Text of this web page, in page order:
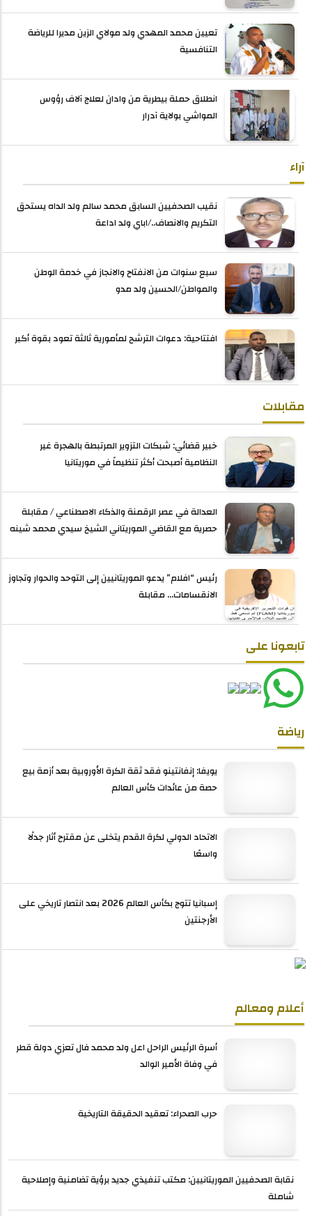
تعيين محمد المهدي ولد مولاي الزين مديرا للرياضة
التنافسية
انطلاق حملة بيطرية من وادان لعلاج آلاف رؤوس
المواشي بولاية آدرار
آراء
نقيب الصحفيين السابق محمد سالم ولد الداه يستحق
التكريم والانصاف../اباي ولد اداعة
سبع سنوات من الانفتاح والانجاز في خدمة الوطن
والمواطن/الحسين ولد مدو
افتتاحية: دعوات الترشح لمأمورية ثالثة تعود بقوة أكبر
مقابلات
خبير قضائي: شبكات التزوير المرتبطة بالهجرة غير
النظامية أصبحت أكثر تنظيماً في موريتانيا
العدالة في عصر الرقمنة والذكاء الاصطناعي / مقابلة
حصرية مع القاضي الموريتاني الشيخ سيدي محمد شينه
رئيس “افلام” يدعو الموريتانيين إلى التوحد والحوار وتجاوز
الانقسامات... مقابلة
تابعونا على
رياضة
يويفا: إنفانتينو فقد ثقة الكرة الأوروبية بعد أزمة بيع
حصة من عائدات كأس العالم
الاتحاد الدولي لكرة القدم يتخلى عن مقترح أثار جدلًا
واسعًا
إسبانيا تتوج بكأس العالم 2026 بعد انتصار تاريخي على
الأرجنتين
أعلام ومعالم
أسرة الرئيس الراحل اعل ولد محمد فال تعزي دولة قطر
في وفاة الأمير الوالد
حرب الصحراء: تعقيد الحقيقة التاريخية
نقابة الصحفيين الموريتانيين: مكتب تنفيذي جديد برؤية تضامنية وإصلاحية
شاملة